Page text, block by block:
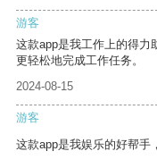
游客
这款app是我工作上的得力
更轻松地完成工作任务。
2024-08-15
游客
这款app是我娱乐的好帮手